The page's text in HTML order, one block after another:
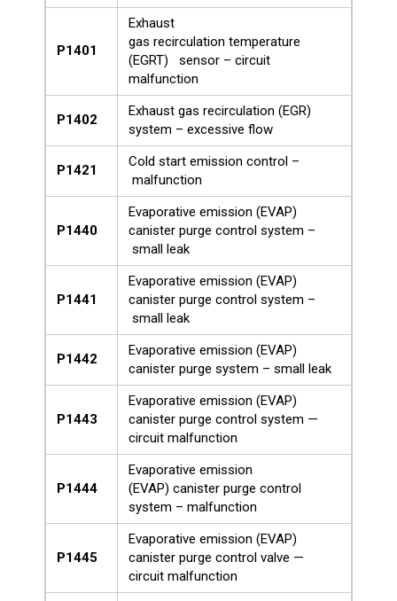
P1401
Exhaust
gas recirculation temperature
(EGRT) sensor – circuit
malfunction
P1402
Exhaust gas recirculation (EGR)
system – excessive flow
P1421
Cold start emission control –
malfunction
P1440
Evaporative emission (EVAP)
canister purge control system –
small leak
P1441
Evaporative emission (EVAP)
canister purge control system –
small leak
P1442
Evaporative emission (EVAP)
canister purge system – small leak
P1443
Evaporative emission (EVAP)
canister purge control system —
circuit malfunction
P1444
Evaporative emission
(EVAP) canister purge control
system – malfunction
P1445
Evaporative emission (EVAP)
canister purge control valve —
circuit malfunction